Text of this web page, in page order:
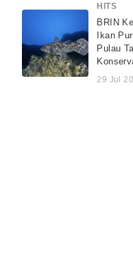
HITS
BRIN
Ikan
Pulau
29 Jul